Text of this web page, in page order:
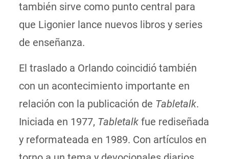
también sirve como punto central para
que Ligonier lance nuevos libros y series
de enseñanza.
El traslado a Orlando coincidió también
con un acontecimiento importante en
relación con la publicación de Tabletalk.
Iniciada en 1977, Tabletalk fue rediseñada
y reformateada en 1989. Con artículos en